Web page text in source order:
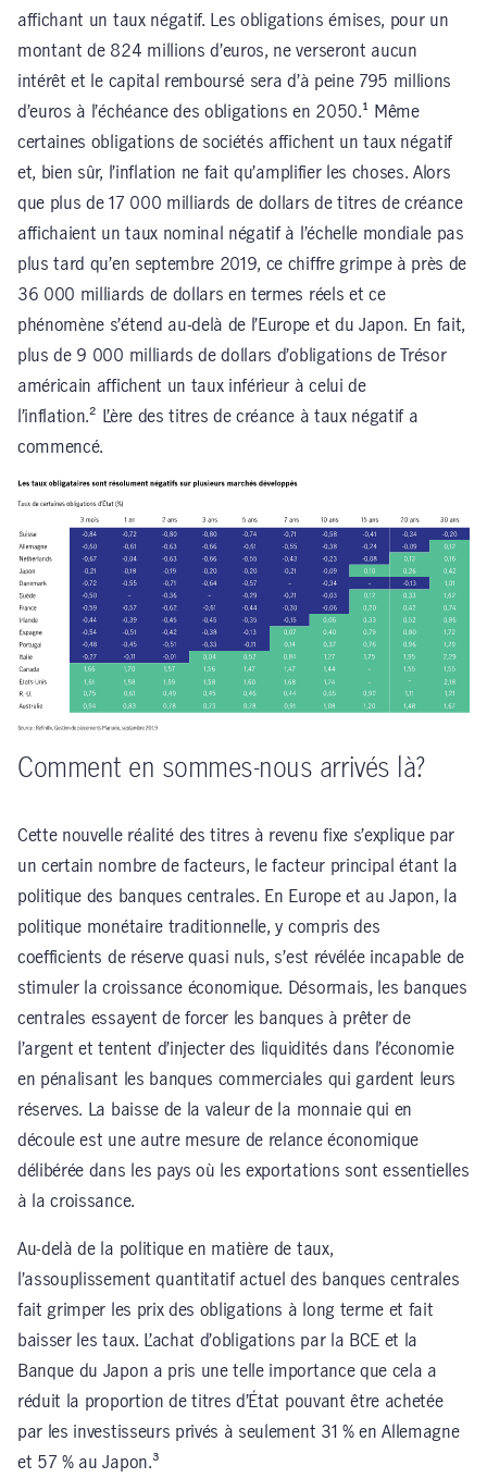
affichant un taux négatif. Les obligations émises, pour un
montant de 824 millions d’euros, ne verseront aucun
intérêt et le capital remboursé sera d’à peine 795 millions
d’euros à l’échéance des obligations en 2050.¹ Même
certaines obligations de sociétés affichent un taux négatif
et, bien sûr, l’inflation ne fait qu’amplifier les choses. Alors
que plus de 17 000 milliards de dollars de titres de créance
affichaient un taux nominal négatif à l’échelle mondiale pas
plus tard qu’en septembre 2019, ce chiffre grimpe à près de
36 000 milliards de dollars en termes réels et ce
phénomène s’étend au-delà de l’Europe et du Japon. En fait,
plus de 9 000 milliards de dollars d’obligations de Trésor
américain affichent un taux inférieur à celui de
l’inflation.² L’ère des titres de créance à taux négatif a
commencé.
Comment en sommes-nous arrivés là?
Cette nouvelle réalité des titres à revenu fixe s’explique par
un certain nombre de facteurs, le facteur principal étant la
politique des banques centrales. En Europe et au Japon, la
politique monétaire traditionnelle, y compris des
coefficients de réserve quasi nuls, s’est révélée incapable de
stimuler la croissance économique. Désormais, les banques
centrales essayent de forcer les banques à prêter de
l’argent et tentent d’injecter des liquidités dans l’économie
en pénalisant les banques commerciales qui gardent leurs
réserves. La baisse de la valeur de la monnaie qui en
découle est une autre mesure de relance économique
délibérée dans les pays où les exportations sont essentielles
à la croissance.
Au-delà de la politique en matière de taux,
l’assouplissement quantitatif actuel des banques centrales
fait grimper les prix des obligations à long terme et fait
baisser les taux. L’achat d’obligations par la BCE et la
Banque du Japon a pris une telle importance que cela a
réduit la proportion de titres d’État pouvant être achetée
par les investisseurs privés à seulement 31 % en Allemagne
et 57 % au Japon.³